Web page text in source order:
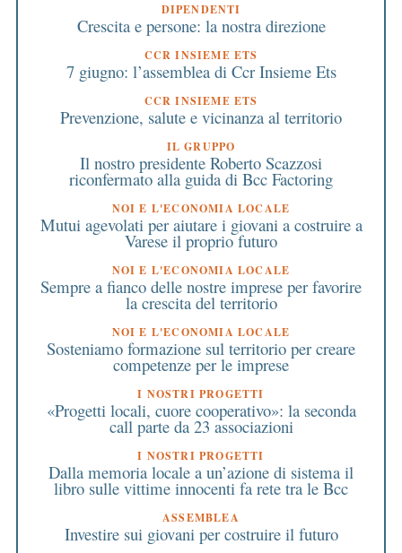
DIPENDENTI
Crescita e persone: la nostra direzione
CCR INSIEME ETS
7 giugno: l’assemblea di Ccr Insieme Ets
CCR INSIEME ETS
Prevenzione, salute e vicinanza al territorio
IL GRUPPO
Il nostro presidente Roberto Scazzosi
riconfermato alla guida di Bcc Factoring
NOI E L'ECONOMIA LOCALE
Mutui agevolati per aiutare i giovani a costruire a
Varese il proprio futuro
NOI E L'ECONOMIA LOCALE
Sempre a fianco delle nostre imprese per favorire
la crescita del territorio
NOI E L'ECONOMIA LOCALE
Sosteniamo formazione sul territorio per creare
competenze per le imprese
I NOSTRI PROGETTI
«Progetti locali, cuore cooperativo»: la seconda
call parte da 23 associazioni
I NOSTRI PROGETTI
Dalla memoria locale a un’azione di sistema il
libro sulle vittime innocenti fa rete tra le Bcc
ASSEMBLEA
Investire sui giovani per costruire il futuro